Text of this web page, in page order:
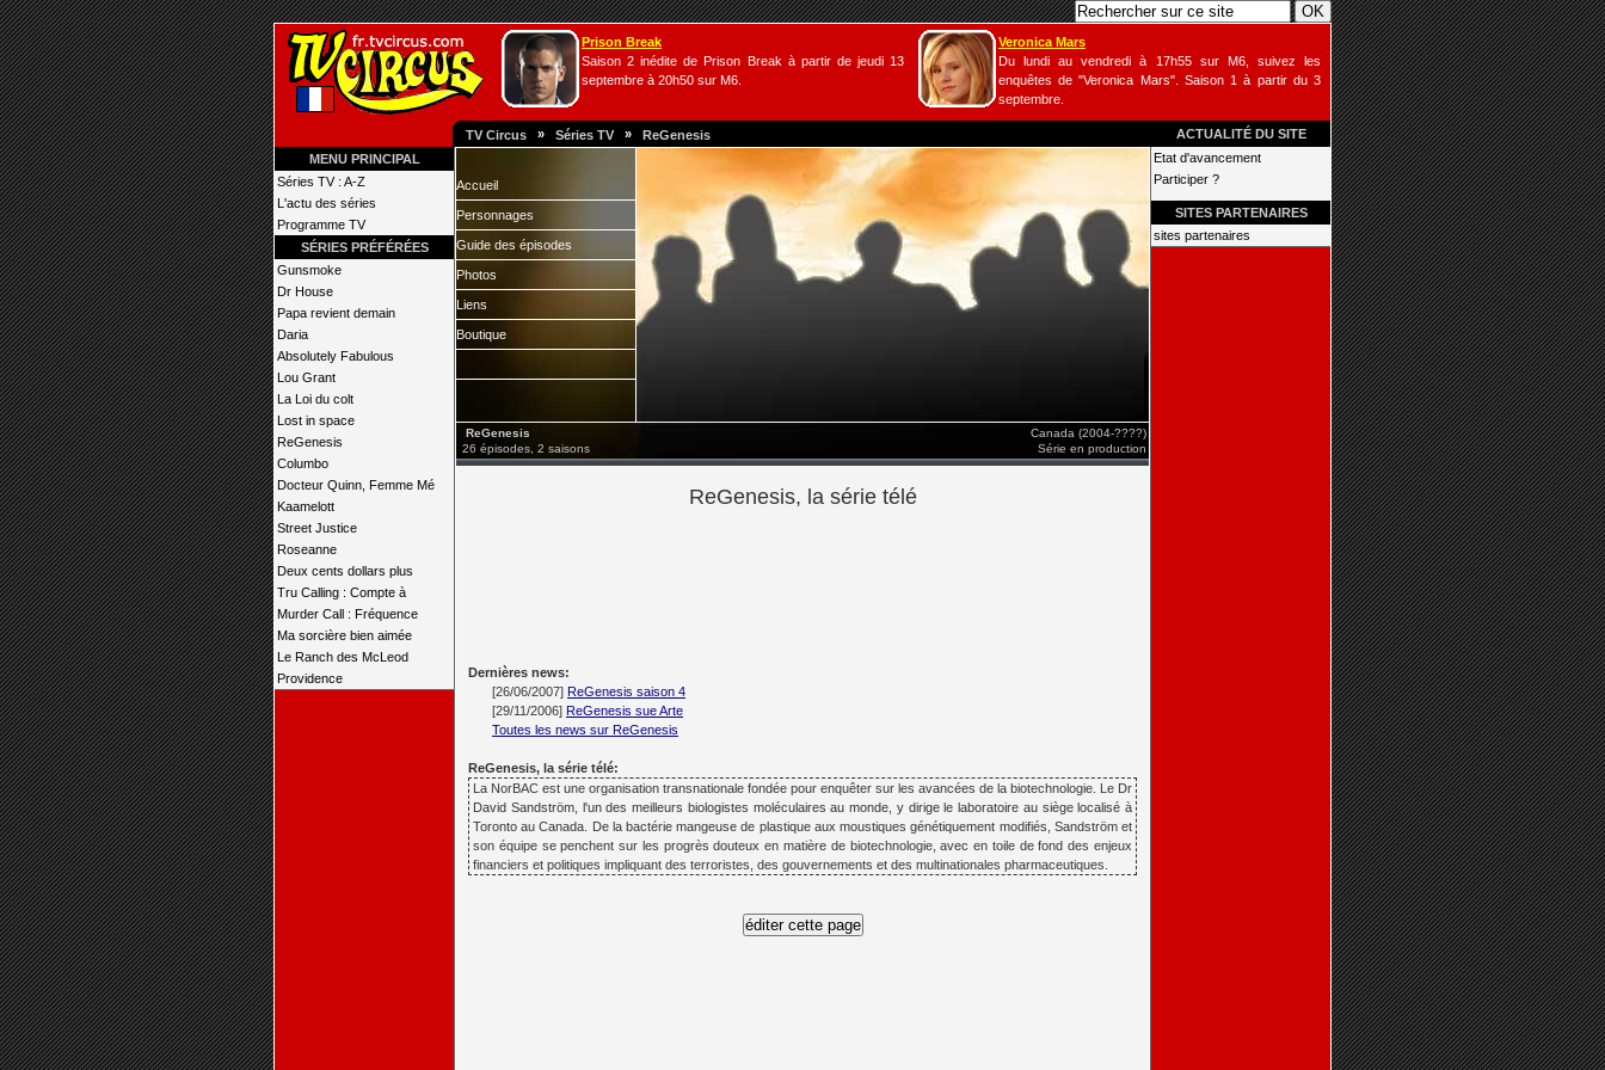
Prison Break
Saison 2 inédite de Prison Break à partir de jeudi 13
septembre à 20h50 sur M6.
Veronica Mars
Du lundi au vendredi à 17h55 sur M6, suivez les
enquêtes de "Veronica Mars". Saison 1 à partir du 3
septembre.
TV Circus » Séries TV » ReGenesis
ACTUALITÉ DU SITE
MENU PRINCIPAL
Séries TV : A-Z
L'actu des séries
Programme TV
SÉRIES PRÉFÉRÉES
Gunsmoke
Dr House
Papa revient demain
Daria
Absolutely Fabulous
Lou Grant
La Loi du colt
Lost in space
ReGenesis
Columbo
Docteur Quinn, Femme Mé
Kaamelott
Street Justice
Roseanne
Deux cents dollars plus
Tru Calling : Compte à
Murder Call : Fréquence
Ma sorcière bien aimée
Le Ranch des McLeod
Providence
Accueil
Personnages
Guide des épisodes
Photos
Liens
Boutique
ReGenesis
26 épisodes, 2 saisons
Canada (2004-????)
Série en production
ReGenesis, la série télé
Dernières news:
[26/06/2007] ReGenesis saison 4
[29/11/2006] ReGenesis sue Arte
Toutes les news sur ReGenesis
ReGenesis, la série télé:
La NorBAC est une organisation transnationale fondée pour enquêter sur les avancées de la biotechnologie. Le Dr
David Sandström, l'un des meilleurs biologistes moléculaires au monde, y dirige le laboratoire au siège localisé à
Toronto au Canada. De la bactérie mangeuse de plastique aux moustiques génétiquement modifiés, Sandström et
son équipe se penchent sur les progrès douteux en matière de biotechnologie, avec en toile de fond des enjeux
financiers et politiques impliquant des terroristes, des gouvernements et des multinationales pharmaceutiques.
Etat d'avancement
Participer ?
SITES PARTENAIRES
sites partenaires